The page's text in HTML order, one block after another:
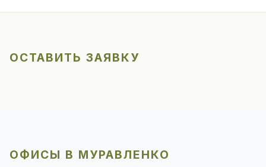
ОСТАВИТЬ ЗАЯВКУ
ОФИСЫ В МУРАВЛЕНКО